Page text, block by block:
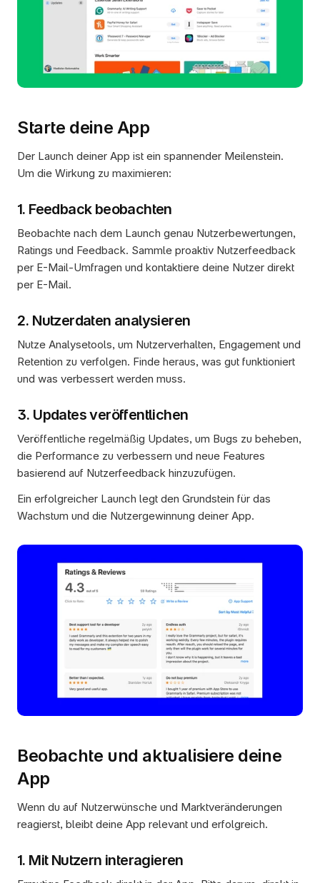
Starte deine App
Der Launch deiner App ist ein spannender Meilenstein.
Um die Wirkung zu maximieren:
1. Feedback beobachten
Beobachte nach dem Launch genau Nutzerbewertungen,
Ratings und Feedback. Sammle proaktiv Nutzerfeedback
per E-Mail-Umfragen und kontaktiere deine Nutzer direkt
per E-Mail.
2. Nutzerdaten analysieren
Nutze Analysetools, um Nutzerverhalten, Engagement und
Retention zu verfolgen. Finde heraus, was gut funktioniert
und was verbessert werden muss.
3. Updates veröffentlichen
Veröffentliche regelmäßig Updates, um Bugs zu beheben,
die Performance zu verbessern und neue Features
basierend auf Nutzerfeedback hinzuzufügen.
Ein erfolgreicher Launch legt den Grundstein für das
Wachstum und die Nutzergewinnung deiner App.
Beobachte und aktualisiere deine
App
Wenn du auf Nutzerwünsche und Marktveränderungen
reagierst, bleibt deine App relevant und erfolgreich.
1. Mit Nutzern interagieren